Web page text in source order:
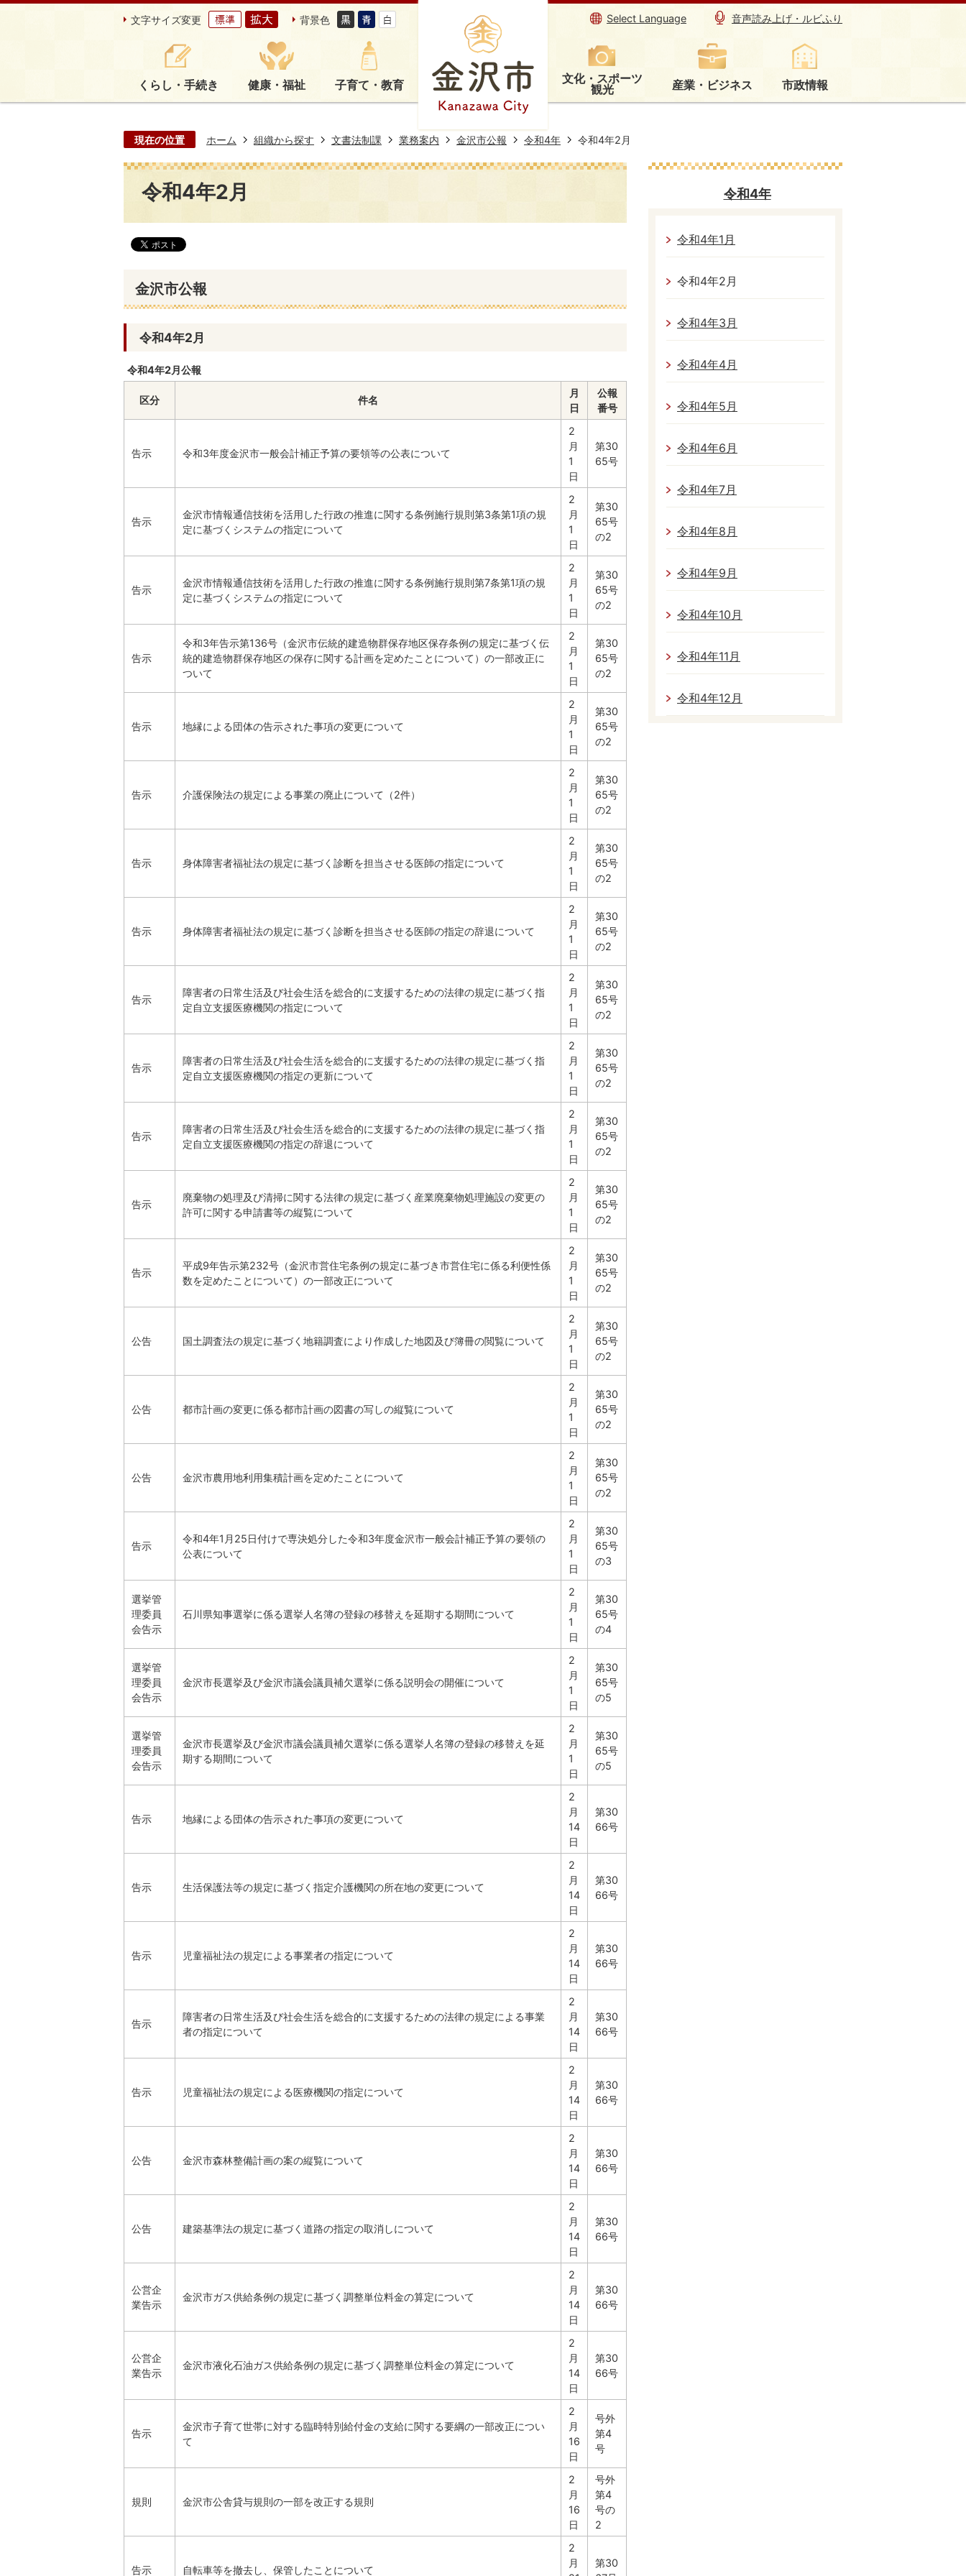
文字サイズ変更 背景色 Select Language 音声読み上げ・ルビふり
くらし・手続き 健康・福祉 子育て・教育 文化・スポーツ
観光 産業・ビジネス 市政情報
現在の位置 ホーム 組織から探す 文書法制課 業務案内 金沢市公報 令和4年 令和4年2月
令和4年2月
金沢市公報
令和4年2月
令和4年2月公報
区分 件名
月
日
公報
番号
告示 令和3年度金沢市一般会計補正予算の要領等の公表について
2
月
1
日
第30
65号
告示
金沢市情報通信技術を活用した行政の推進に関する条例施行規則第3条第1項の規
定に基づくシステムの指定について
2
月
1
日
第30
65号
の2
告示
金沢市情報通信技術を活用した行政の推進に関する条例施行規則第7条第1項の規
定に基づくシステムの指定について
2
月
1
日
第30
65号
の2
告示
令和3年告示第136号（金沢市伝統的建造物群保存地区保存条例の規定に基づく伝
統的建造物群保存地区の保存に関する計画を定めたことについて）の一部改正に
ついて
2
月
1
日
第30
65号
の2
告示 地縁による団体の告示された事項の変更について
2
月
1
日
第30
65号
の2
告示 介護保険法の規定による事業の廃止について（2件）
2
月
1
日
第30
65号
の2
告示 身体障害者福祉法の規定に基づく診断を担当させる医師の指定について
2
月
1
日
第30
65号
の2
告示 身体障害者福祉法の規定に基づく診断を担当させる医師の指定の辞退について
2
月
1
日
第30
65号
の2
告示
障害者の日常生活及び社会生活を総合的に支援するための法律の規定に基づく指
定自立支援医療機関の指定について
2
月
1
日
第30
65号
の2
告示
障害者の日常生活及び社会生活を総合的に支援するための法律の規定に基づく指
定自立支援医療機関の指定の更新について
2
月
1
日
第30
65号
の2
告示
障害者の日常生活及び社会生活を総合的に支援するための法律の規定に基づく指
定自立支援医療機関の指定の辞退について
2
月
1
日
第30
65号
の2
告示
廃棄物の処理及び清掃に関する法律の規定に基づく産業廃棄物処理施設の変更の
許可に関する申請書等の縦覧について
2
月
1
日
第30
65号
の2
告示
平成9年告示第232号（金沢市営住宅条例の規定に基づき市営住宅に係る利便性係
数を定めたことについて）の一部改正について
2
月
1
日
第30
65号
の2
公告 国土調査法の規定に基づく地籍調査により作成した地図及び簿冊の閲覧について
2
月
1
日
第30
65号
の2
公告 都市計画の変更に係る都市計画の図書の写しの縦覧について
2
月
1
日
第30
65号
の2
公告 金沢市農用地利用集積計画を定めたことについて
2
月
1
日
第30
65号
の2
告示
令和4年1月25日付けで専決処分した令和3年度金沢市一般会計補正予算の要領の
公表について
2
月
1
日
第30
65号
の3
選挙管
理委員
会告示
石川県知事選挙に係る選挙人名簿の登録の移替えを延期する期間について
2
月
1
日
第30
65号
の4
選挙管
理委員
会告示
金沢市長選挙及び金沢市議会議員補欠選挙に係る説明会の開催について
2
月
1
日
第30
65号
の5
選挙管
理委員
会告示
金沢市長選挙及び金沢市議会議員補欠選挙に係る選挙人名簿の登録の移替えを延
期する期間について
2
月
1
日
第30
65号
の5
告示 地縁による団体の告示された事項の変更について
2
月
14
日
第30
66号
告示 生活保護法等の規定に基づく指定介護機関の所在地の変更について
2
月
14
日
第30
66号
告示 児童福祉法の規定による事業者の指定について
2
月
14
日
第30
66号
告示
障害者の日常生活及び社会生活を総合的に支援するための法律の規定による事業
者の指定について
2
月
14
日
第30
66号
告示 児童福祉法の規定による医療機関の指定について
2
月
14
日
第30
66号
公告 金沢市森林整備計画の案の縦覧について
2
月
14
日
第30
66号
公告 建築基準法の規定に基づく道路の指定の取消しについて
2
月
14
日
第30
66号
公営企
業告示
金沢市ガス供給条例の規定に基づく調整単位料金の算定について
2
月
14
日
第30
66号
公営企
業告示
金沢市液化石油ガス供給条例の規定に基づく調整単位料金の算定について
2
月
14
日
第30
66号
告示
金沢市子育て世帯に対する臨時特別給付金の支給に関する要綱の一部改正につい
て
2
月
16
日
号外
第4
号
規則 金沢市公舎貸与規則の一部を改正する規則
2
月
16
日
号外
第4
号の
2
告示 自転車等を撤去し、保管したことについて
2
月
第30
令和4年
令和4年1月
令和4年2月
令和4年3月
令和4年4月
令和4年5月
令和4年6月
令和4年7月
令和4年8月
令和4年9月
令和4年10月
令和4年11月
令和4年12月